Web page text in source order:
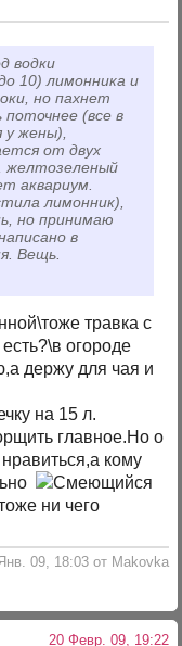
водки
10) лимонника и
но пахнет
(все в
у жены),
от двух
желтозеленый
аквариум.
лимонник),
но принимаю
в
Вещь.
травка с
огороде
держу для чая и
на 15 л.
главное.Но о
кому
ни чего
09, 18:03 от Makovka
20 Февр. 09, 19:22